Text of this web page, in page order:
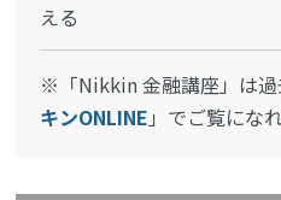
える
※「Nikkin 金融講座」は過
キンONLINE 」でご覧になれ